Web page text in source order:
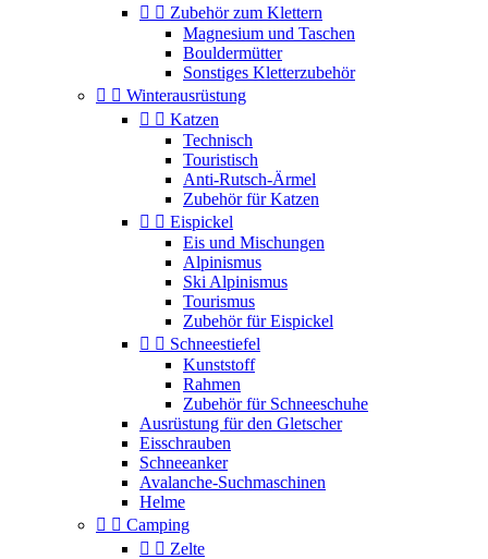
  Zubehör zum Klettern
Magnesium und Taschen
Bouldermütter
Sonstiges Kletterzubehör
  Winterausrüstung
  Katzen
Technisch
Touristisch
Anti-Rutsch-Ärmel
Zubehör für Katzen
  Eispickel
Eis und Mischungen
Alpinismus
Ski Alpinismus
Tourismus
Zubehör für Eispickel
  Schneestiefel
Kunststoff
Rahmen
Zubehör für Schneeschuhe
Ausrüstung für den Gletscher
Eisschrauben
Schneeanker
Avalanche-Suchmaschinen
Helme
  Camping
  Zelte